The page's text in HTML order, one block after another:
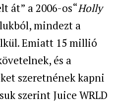
át” a 2006-os“Holly
mindezt a
Emiatt 15 millió
és a
szeretnének kapni
szerint Juice WRLD